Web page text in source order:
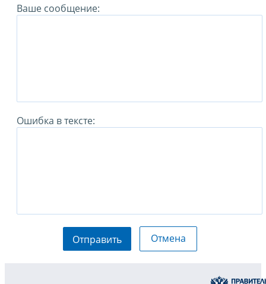
Ваше сообщение:
Ошибка в тексте:
Отправить Отмена